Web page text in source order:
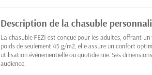
Description de la chasuble
La chasuble FEZI est conçue pour les adultes, offrant
poids de seulement 45 g/m2, elle assure un confort
utilisation événementielle ou quotidienne. Ses
audience.